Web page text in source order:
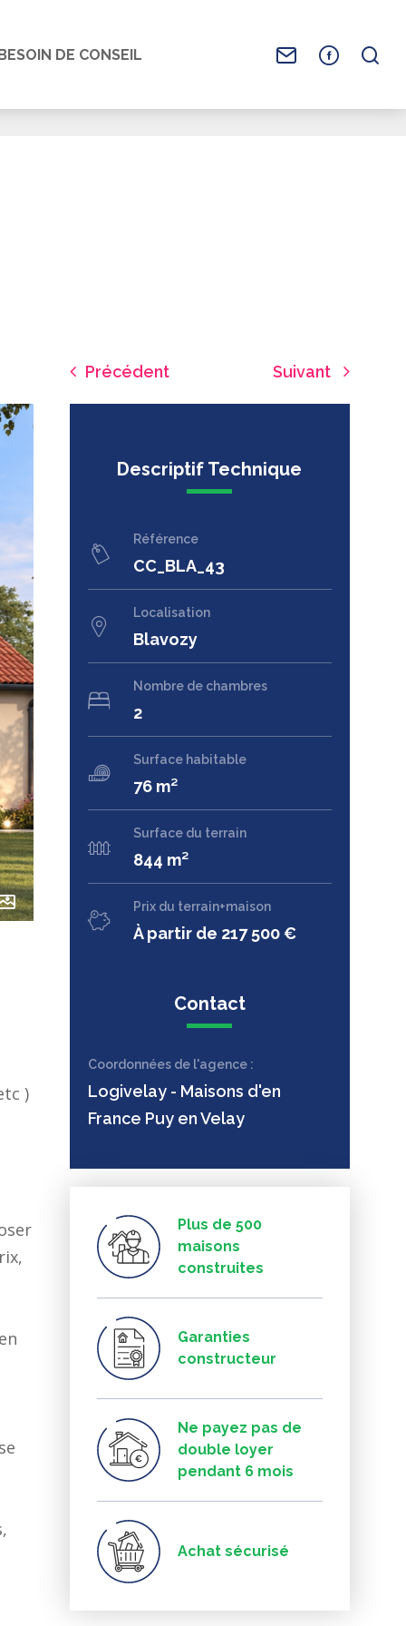
DE CONSEIL
)
Précédent Suivant
Descriptif Technique
Référence
CC_BLA_43
Localisation
Blavozy
Nombre de chambres
2
Surface habitable
76 m²
Surface du terrain
844 m²
Prix du terrain+maison
À partir de 217 500 €
Contact
Coordonnées de l'agence :
Logivelay - Maisons d'en
France Puy en Velay
Plus de 500
maisons
construites
Garanties
constructeur
Ne payez pas de
double loyer
pendant 6 mois
Achat sécurisé